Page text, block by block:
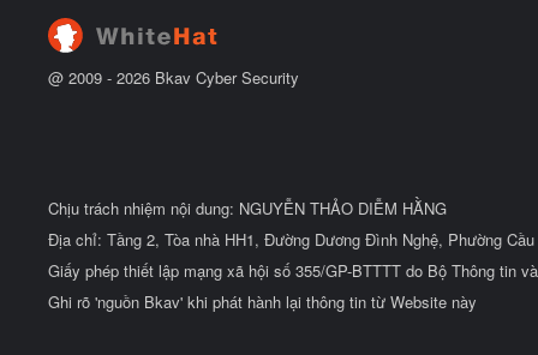
u
@ 2009 - 2026 Bkav Cyber Security
Chịu trách nhiệm nội dung: NGUYỄN THẢO DIỄM HẰNG
Địa chỉ: Tầng 2, Tòa nhà HH1, Đường Dương Đình Nghệ, Phường
Giấy phép thiết lập mạng xã hội số 355/GP-BTTTT do Bộ Thông tin
Ghi rõ 'nguồn Bkav' khi phát hành lại thông tin từ Website này